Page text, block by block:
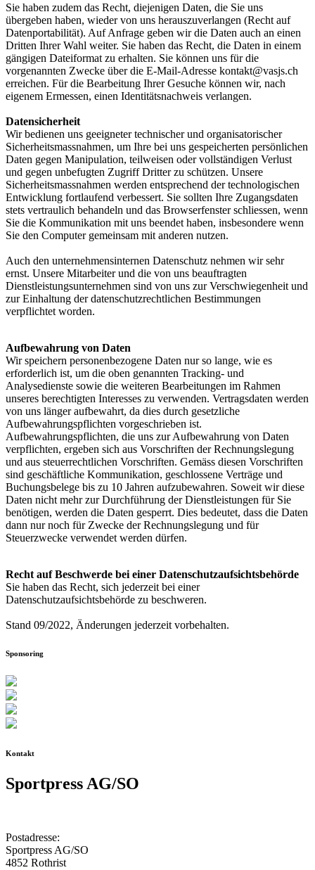
Sie haben zudem das Recht, diejenigen Daten, die Sie uns
übergeben haben, wieder von uns herauszuverlangen (Recht auf
Datenportabilität). Auf Anfrage geben wir die Daten auch an einen
Dritten Ihrer Wahl weiter. Sie haben das Recht, die Daten in einem
gängigen Dateiformat zu erhalten. Sie können uns für die
vorgenannten Zwecke über die E-Mail-Adresse kontakt@vasjs.ch
erreichen. Für die Bearbeitung Ihrer Gesuche können wir, nach
eigenem Ermessen, einen Identitätsnachweis verlangen.
Datensicherheit
Wir bedienen uns geeigneter technischer und organisatorischer
Sicherheitsmassnahmen, um Ihre bei uns gespeicherten persönlichen
Daten gegen Manipulation, teilweisen oder vollständigen Verlust
und gegen unbefugten Zugriff Dritter zu schützen. Unsere
Sicherheitsmassnahmen werden entsprechend der technologischen
Entwicklung fortlaufend verbessert. Sie sollten Ihre Zugangsdaten
stets vertraulich behandeln und das Browserfenster schliessen, wenn
Sie die Kommunikation mit uns beendet haben, insbesondere wenn
Sie den Computer gemeinsam mit anderen nutzen.
Auch den unternehmensinternen Datenschutz nehmen wir sehr
ernst. Unsere Mitarbeiter und die von uns beauftragten
Dienstleistungsunternehmen sind von uns zur Verschwiegenheit und
zur Einhaltung der datenschutzrechtlichen Bestimmungen
verpflichtet worden.
Aufbewahrung von Daten
Wir speichern personenbezogene Daten nur so lange, wie es
erforderlich ist, um die oben genannten Tracking- und
Analysedienste sowie die weiteren Bearbeitungen im Rahmen
unseres berechtigten Interesses zu verwenden. Vertragsdaten werden
von uns länger aufbewahrt, da dies durch gesetzliche
Aufbewahrungspflichten vorgeschrieben ist.
Aufbewahrungspflichten, die uns zur Aufbewahrung von Daten
verpflichten, ergeben sich aus Vorschriften der Rechnungslegung
und aus steuerrechtlichen Vorschriften. Gemäss diesen Vorschriften
sind geschäftliche Kommunikation, geschlossene Verträge und
Buchungsbelege bis zu 10 Jahren aufzubewahren. Soweit wir diese
Daten nicht mehr zur Durchführung der Dienstleistungen für Sie
benötigen, werden die Daten gesperrt. Dies bedeutet, dass die Daten
dann nur noch für Zwecke der Rechnungslegung und für
Steuerzwecke verwendet werden dürfen.
Recht auf Beschwerde bei einer Datenschutzaufsichtsbehörde
Sie haben das Recht, sich jederzeit bei einer
Datenschutzaufsichtsbehörde zu beschweren.
Stand 09/2022, Änderungen jederzeit vorbehalten.
Sponsoring
Kontakt
Sportpress AG/SO
Postadresse:
Sportpress AG/SO
4852 Rothrist